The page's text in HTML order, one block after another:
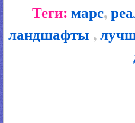
Теги:марс,
ландшафты ,